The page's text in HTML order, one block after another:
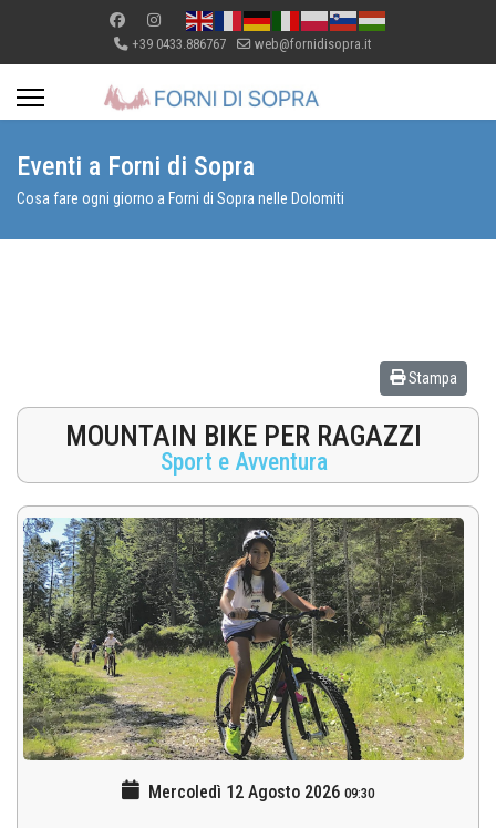
+39 0433.886767 web@fornidisopra.it
Eventi a Forni di Sopra
Cosa fare ogni giorno a Forni di Sopra nelle Dolomiti
Stampa
MOUNTAIN BIKE PER RAGAZZI
Sport e Avventura
Mercoledì 12 Agosto 2026 09:30